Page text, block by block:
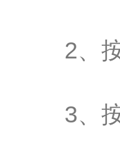
2、按
3、按“